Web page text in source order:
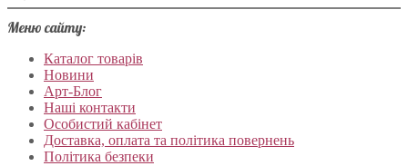
Меню сайту:
Каталог товарів
Новини
Арт-Блог
Наші контакти
Особистий кабінет
Доставка, оплата та політика повернень
Політика безпеки